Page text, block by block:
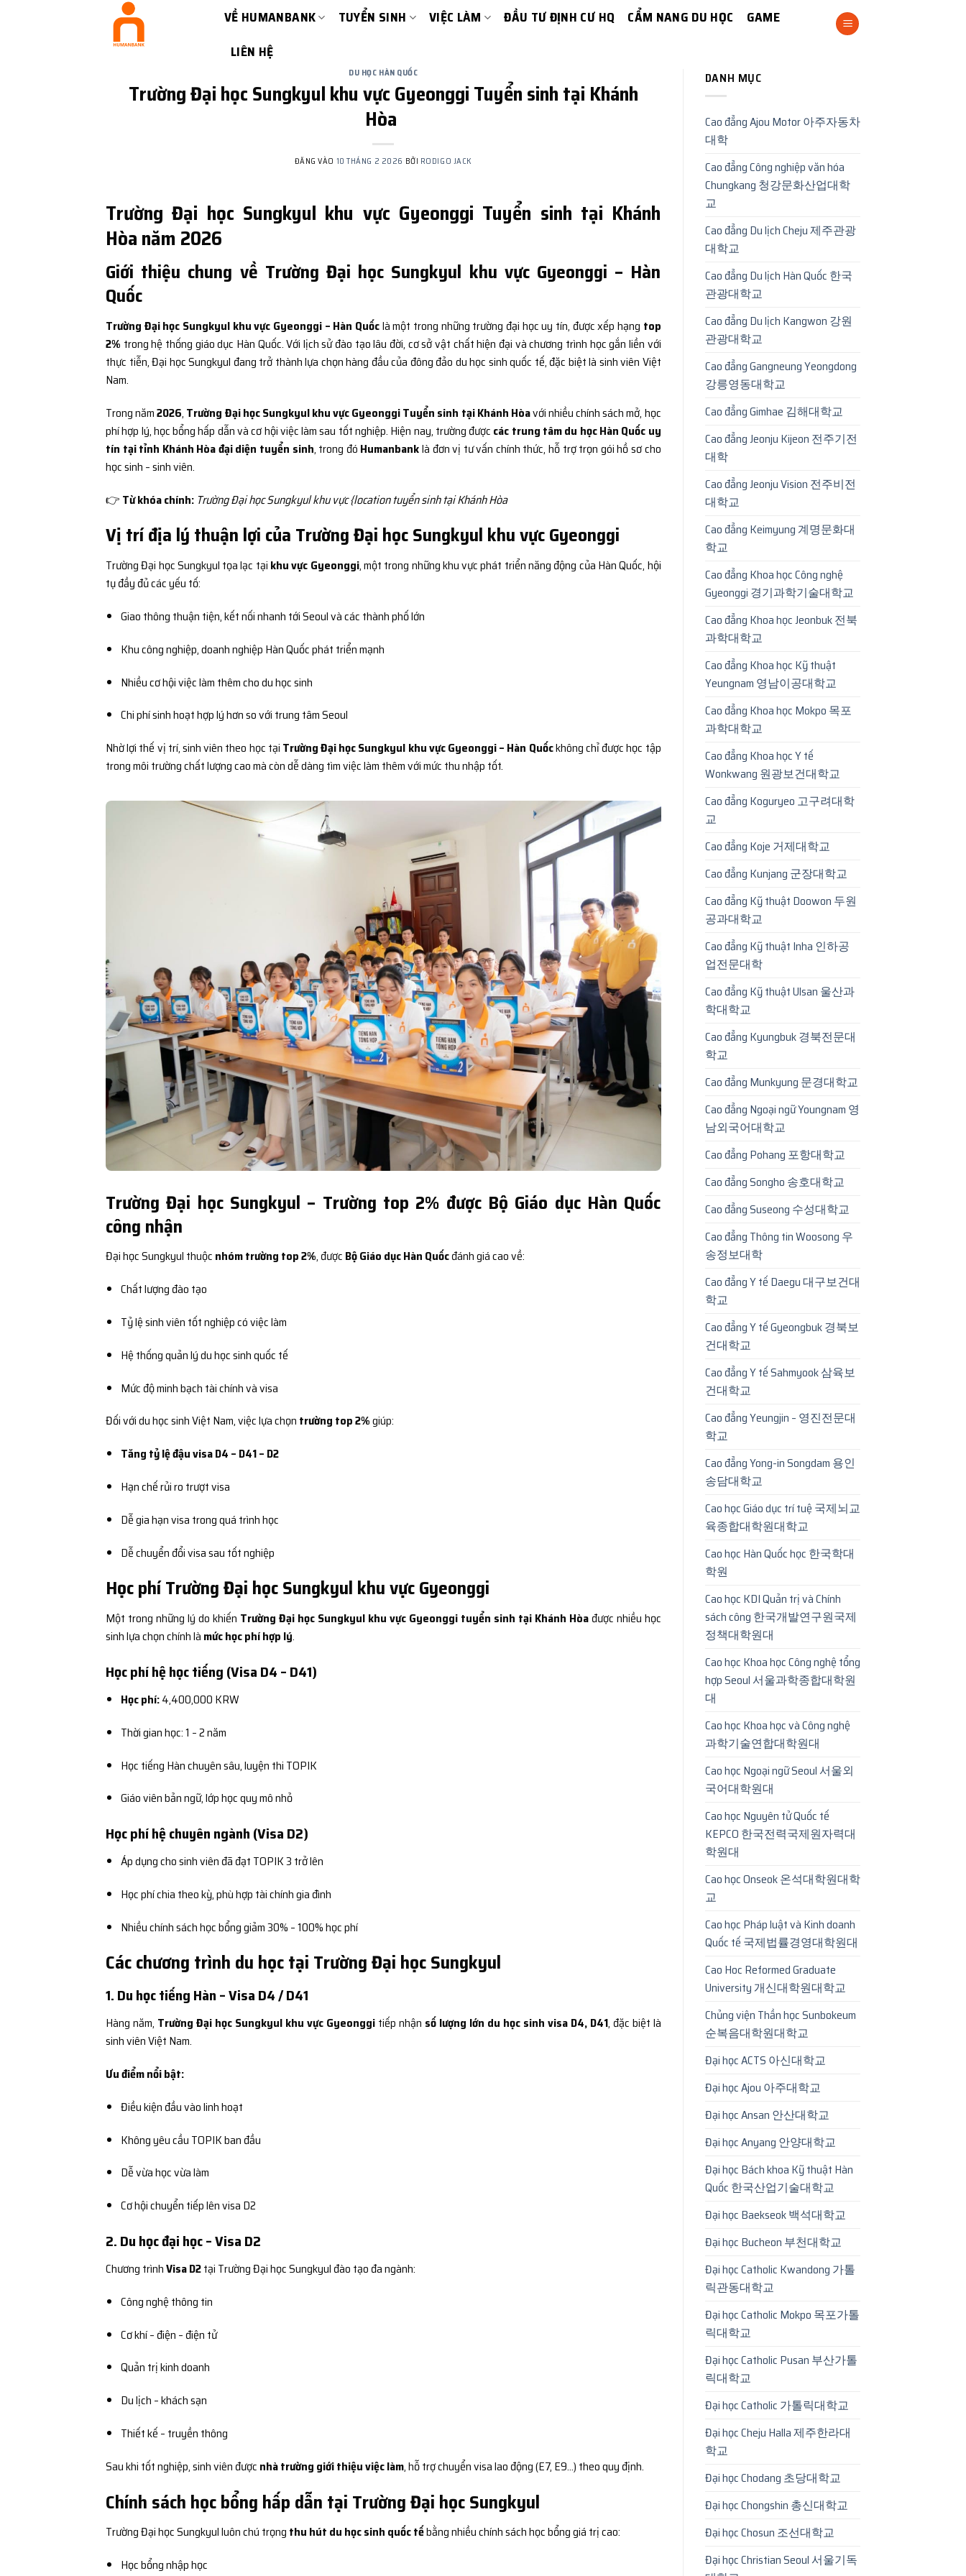
VỀ HUMANBANK TUYỂN SINH VIỆC LÀM ĐẦU TƯ ĐỊNH CƯ HQ CẨM NANG DU HỌC
GAME
LIÊN HỆ
DU HỌC HÀN QUỐC
Trường Đại học Sungkyul khu vực Gyeonggi Tuyển sinh tại Khánh
Hòa
ĐĂNG VÀO 10 THÁNG 2 2026 BỞI RODIGO JACK
Trường Đại học Sungkyul khu vực Gyeonggi Tuyển sinh tại Khánh
Hòa năm 2026
Giới thiệu chung về Trường Đại học Sungkyul khu vực Gyeonggi – Hàn
Quốc
Trường Đại học Sungkyul khu vực Gyeonggi – Hàn Quốclà một trong những trường đại học uy tín, được xếp hạng top
2% trong hệ thống giáo dục Hàn Quốc. Với lịch sử đào tạo lâu đời, cơ sở vật chất hiện đại và chương trình học gắn liền với
thực tiễn, Đại học Sungkyul đang trở thành lựa chọn hàng đầu của đông đảo du học sinh quốc tế, đặc biệt là sinh viên Việt
Nam.
Trong năm2026, Trường Đại học Sungkyul khu vực Gyeonggi Tuyển sinh tại Khánh Hòavới nhiều chính sách mở, học
phí hợp lý, học bổng hấp dẫn và cơ hội việc làm sau tốt nghiệp. Hiện nay, trường được các trung tâm du học Hàn Quốc uy
tín tại tỉnh Khánh Hòa đại diện tuyển sinh, trong đó Humanbanklà đơn vị tư vấn chính thức, hỗ trợ trọn gói hồ sơ cho
học sinh – sinh viên.
👉 Từ khóa chính: Trường Đại học Sungkyul khu vực {location tuyển sinh tại Khánh Hòa
Vị trí địa lý thuận lợi của Trường Đại học Sungkyul khu vực Gyeonggi
Trường Đại học Sungkyul tọa lạc tại khu vực Gyeonggi, một trong những khu vực phát triển năng động của Hàn Quốc, hội
tụ đầy đủ các yếu tố:
Giao thông thuận tiện, kết nối nhanh tới Seoul và các thành phố lớn
Khu công nghiệp, doanh nghiệp Hàn Quốc phát triển mạnh
Nhiều cơ hội việc làm thêm cho du học sinh
Chi phí sinh hoạt hợp lý hơn so với trung tâm Seoul
Nhờ lợi thế vị trí, sinh viên theo học tại Trường Đại học Sungkyul khu vực Gyeonggi – Hàn Quốckhông chỉ được học tập
trong môi trường chất lượng cao mà còn dễ dàng tìm việc làm thêm với mức thu nhập tốt.
Trường Đại học Sungkyul – Trường top 2% được Bộ Giáo dục Hàn Quốc
công nhận
Đại học Sungkyul thuộc nhóm trường top 2%, được Bộ Giáo dục Hàn Quốcđánh giá cao về:
Chất lượng đào tạo
Tỷ lệ sinh viên tốt nghiệp có việc làm
Hệ thống quản lý du học sinh quốc tế
Mức độ minh bạch tài chính và visa
Đối với du học sinh Việt Nam, việc lựa chọn trường top 2%giúp:
Tăng tỷ lệ đậu visa D4 – D41 – D2
Hạn chế rủi ro trượt visa
Dễ gia hạn visa trong quá trình học
Dễ chuyển đổi visa sau tốt nghiệp
Học phí Trường Đại học Sungkyul khu vực Gyeonggi
Một trong những lý do khiến Trường Đại học Sungkyul khu vực Gyeonggi tuyển sinh tại Khánh Hòađược nhiều học
sinh lựa chọn chính là mức học phí hợp lý.
Học phí hệ học tiếng (Visa D4 – D41)
Học phí:4,400,000 KRW
Thời gian học: 1 – 2 năm
Học tiếng Hàn chuyên sâu, luyện thi TOPIK
Giáo viên bản ngữ, lớp học quy mô nhỏ
Học phí hệ chuyên ngành (Visa D2)
Áp dụng cho sinh viên đã đạt TOPIK 3 trở lên
Học phí chia theo kỳ, phù hợp tài chính gia đình
Nhiều chính sách học bổng giảm 30% – 100% học phí
Các chương trình du học tại Trường Đại học Sungkyul
1. Du học tiếng Hàn – Visa D4 / D41
Hàng năm, Trường Đại học Sungkyul khu vực Gyeonggitiếp nhận số lượng lớn du học sinh visa D4, D41, đặc biệt là
sinh viên Việt Nam.
Ưu điểm nổi bật:
Điều kiện đầu vào linh hoạt
Không yêu cầu TOPIK ban đầu
Dễ vừa học vừa làm
Cơ hội chuyển tiếp lên visa D2
2. Du học đại học – Visa D2
Chương trìnhVisa D2tại Trường Đại học Sungkyul đào tạo đa ngành:
Công nghệ thông tin
Cơ khí – điện – điện tử
Quản trị kinh doanh
Du lịch – khách sạn
Thiết kế – truyền thông
Sau khi tốt nghiệp, sinh viên được nhà trường giới thiệu việc làm, hỗ trợ chuyển visa lao động (E7, E9…) theo quy định.
Chính sách học bổng hấp dẫn tại Trường Đại học Sungkyul
Trường Đại học Sungkyul luôn chú trọng thu hút du học sinh quốc tếbằng nhiều chính sách học bổng giá trị cao:
Học bổng nhập học
DANH MỤC
Cao đẳng Ajou Motor 아주자동차
대학
Cao đẳng Công nghiệp văn hóa
Chungkang 청강문화산업대학
교
Cao đẳng Du lịch Cheju 제주관광
대학교
Cao đẳng Du lịch Hàn Quốc 한국
관광대학교
Cao đẳng Du lịch Kangwon 강원
관광대학교
Cao đẳng Gangneung Yeongdong
강릉영동대학교
Cao đẳng Gimhae 김해대학교
Cao đẳng Jeonju Kijeon 전주기전
대학
Cao đẳng Jeonju Vision 전주비전
대학교
Cao đẳng Keimyung 계명문화대
학교
Cao đẳng Khoa học Công nghệ
Gyeonggi 경기과학기술대학교
Cao đẳng Khoa học Jeonbuk 전북
과학대학교
Cao đẳng Khoa học Kỹ thuật
Yeungnam 영남이공대학교
Cao đẳng Khoa học Mokpo 목포
과학대학교
Cao đẳng Khoa học Y tế
Wonkwang 원광보건대학교
Cao đẳng Koguryeo 고구려대학
교
Cao đẳng Koje 거제대학교
Cao đẳng Kunjang 군장대학교
Cao đẳng Kỹ thuật Doowon 두원
공과대학교
Cao đẳng Kỹ thuật Inha 인하공
업전문대학
Cao đẳng Kỹ thuật Ulsan 울산과
학대학교
Cao đẳng Kyungbuk 경북전문대
학교
Cao đẳng Munkyung 문경대학교
Cao đẳng Ngoại ngữ Youngnam 영
남외국어대학교
Cao đẳng Pohang 포항대학교
Cao đẳng Songho 송호대학교
Cao đẳng Suseong 수성대학교
Cao đẳng Thông tin Woosong 우
송정보대학
Cao đẳng Y tế Daegu 대구보건대
학교
Cao đẳng Y tế Gyeongbuk 경북보
건대학교
Cao đẳng Y tế Sahmyook 삼육보
건대학교
Cao đẳng Yeungjin – 영진전문대
학교
Cao đẳng Yong-in Songdam 용인
송담대학교
Cao học Giáo dục trí tuệ 국제뇌교
육종합대학원대학교
Cao học Hàn Quốc học 한국학대
학원
Cao học KDI Quản trị và Chính
sách công 한국개발연구원국제
정책대학원대
Cao học Khoa học Công nghệ tổng
hợp Seoul 서울과학종합대학원
대
Cao học Khoa học và Công nghệ
과학기술연합대학원대
Cao học Ngoại ngữ Seoul 서울외
국어대학원대
Cao học Nguyên tử Quốc tế
KEPCO 한국전력국제원자력대
학원대
Cao học Onseok 온석대학원대학
교
Cao học Pháp luật và Kinh doanh
Quốc tế 국제법률경영대학원대
Cao Hoc Reformed Graduate
University 개신대학원대학교
Chủng viện Thần học Sunbokeum
순복음대학원대학교
Đại học ACTS 아신대학교
Đại học Ajou 아주대학교
Đại học Ansan 안산대학교
Đại học Anyang 안양대학교
Đại học Bách khoa Kỹ thuật Hàn
Quốc 한국산업기술대학교
Đại học Baekseok 백석대학교
Đại học Bucheon 부천대학교
Đại học Catholic Kwandong 가톨
릭관동대학교
Đại học Catholic Mokpo 목포가톨
릭대학교
Đại học Catholic Pusan 부산가톨
릭대학교
Đại học Catholic 가톨릭대학교
Đại học Cheju Halla 제주한라대
학교
Đại học Chodang 초당대학교
Đại học Chongshin 총신대학교
Đại học Chosun 조선대학교
Đại học Christian Seoul 서울기독